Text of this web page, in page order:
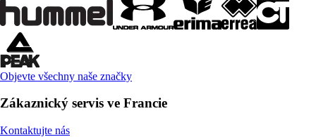
Objevte všechny naše značky
Zákaznický servis ve Francie
Kontaktujte nás